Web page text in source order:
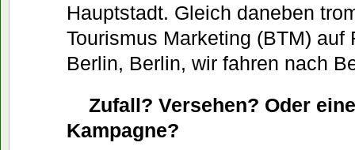
Hauptstadt. Gleich daneben
Tourismus Marketing (BTM) auf
Berlin, Berlin, wir fahren nach
Zufall? Versehen? Oder
Kampagne?